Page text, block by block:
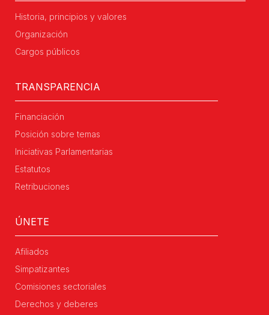
Historia, principios y valores
Organización
Cargos públicos
TRANSPARENCIA
Financiación
Posición sobre temas
Iniciativas Parlamentarias
Estatutos
Retribuciones
ÚNETE
Afiliados
Simpatizantes
Comisiones sectoriales
Derechos y deberes